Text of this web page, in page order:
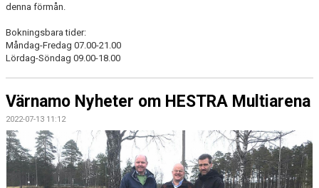
denna förmån.
Bokningsbara tider:
Måndag-Fredag 07.00-21.00
Lördag-Söndag 09.00-18.00
Värnamo Nyheter om HESTRA Multiarena
2022-07-13 11:12